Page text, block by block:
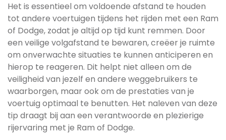
Het is essentieel om voldoende afstand te houden
tot andere voertuigen tijdens het rijden met een Ram
of Dodge, zodat je altijd op tijd kunt remmen. Door
een veilige volgafstand te bewaren, creëer je ruimte
om onverwachte situaties te kunnen anticiperen en
hierop te reageren. Dit helpt niet alleen om de
veiligheid van jezelf en andere weggebruikers te
waarborgen, maar ook om de prestaties van je
voertuig optimaal te benutten. Het naleven van deze
tip draagt bij aan een verantwoorde en plezierige
rijervaring met je Ram of Dodge.